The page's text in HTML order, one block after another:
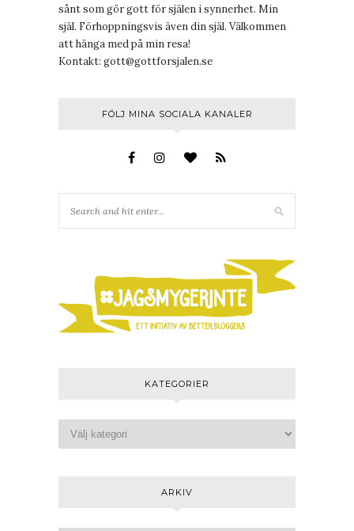
sånt som gör gott för själen i synnerhet. Min
själ. Förhoppningsvis även din själ. Välkommen
att hänga med på min resa!
Kontakt: gott@gottforsjalen.se
FÖLJ MINA SOCIALA KANALER
KATEGORIER
ARKIV